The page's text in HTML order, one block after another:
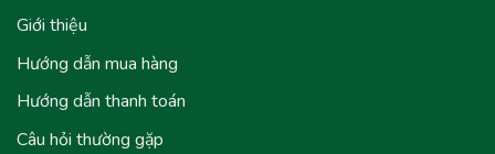
Giới thiệu
Hướng dẫn mua hàng
Hướng dẫn thanh toán
Câu hỏi thường gặp